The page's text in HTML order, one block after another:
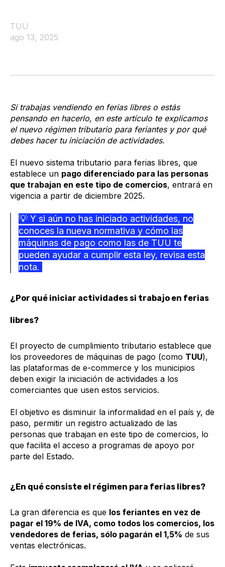
TUU
ago 13, 2025
Si trabajas vendiendo en ferias libres o estás
pensando en hacerlo, en este artículo te explicamos
el nuevo régimen tributario para feriantes y por qué
debes hacer tu iniciación de actividades.
El nuevo sistema tributario para ferias libres, que
establece un pago diferenciado para las personas
que trabajan en este tipo de comercios, entrará en
vigencia a partir de diciembre 2025.
💡 Y si aún no has iniciado actividades, no
conoces la nueva normativa y cómo las
máquinas de pago como las de TUU te
pueden ayudar a cumplir esta ley, revisa esta
nota.
¿Por qué iniciar actividades si trabajo en ferias
libres?
El proyecto de cumplimiento tributario establece que
los proveedores de máquinas de pago (como TUU),
las plataformas de e-commerce y los municipios
deben exigir la iniciación de actividades a los
comerciantes que usen estos servicios.
El objetivo es disminuir la informalidad en el país y, de
paso, permitir un registro actualizado de las
personas que trabajan en este tipo de comercios, lo
que facilita el acceso a programas de apoyo por
parte del Estado.
¿En qué consiste el régimen para ferias libres?
La gran diferencia es que los feriantes en vez de
pagar el 19% de IVA, como todos los comercios, los
vendedores de ferias, sólo pagarán el 1,5% de sus
ventas electrónicas.